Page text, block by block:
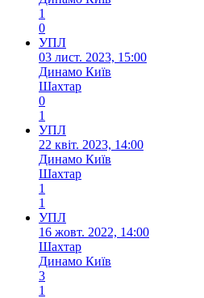
1
0
УПЛ
03 лист. 2023, 15:00
Динамо Київ
Шахтар
0
1
УПЛ
22 квіт. 2023, 14:00
Динамо Київ
Шахтар
1
1
УПЛ
16 жовт. 2022, 14:00
Шахтар
Динамо Київ
3
1